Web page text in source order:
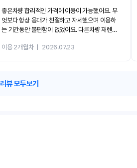
좋은차량 합리적인 가격에 이용이 가능했어요. 무
엇보다 항상 응대가 친절하고 자세했으며 이용하
는 기간동안 불편함이 없었어요. 다른차량 재렌트
카 렌트 고민없이 강추합니다!!
이용 2개월차ㅣ 2026.07.23
리뷰 모두보기